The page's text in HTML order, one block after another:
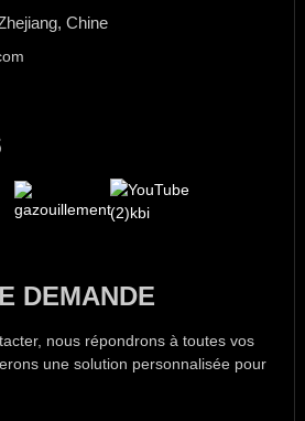
Chine
DEMANDE
nous répondrons à toutes vos
une solution personnalisée pour